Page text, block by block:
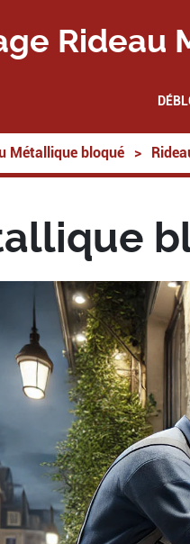
Rideau
Métallique bloqué >